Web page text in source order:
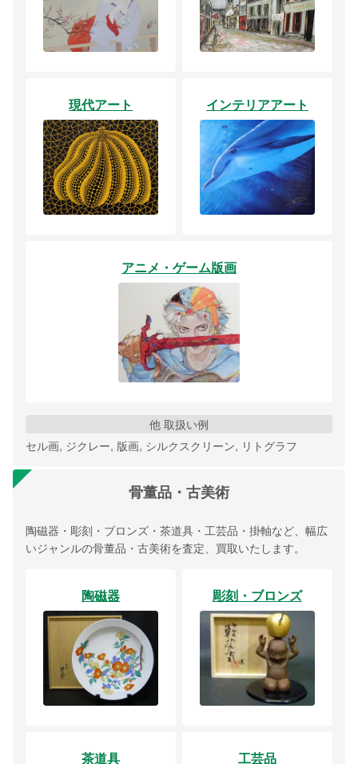
現代アート インテリアアート
アニメ・ゲーム版画
他 取扱い例
セル画, ジクレー, 版画, シルクスクリーン, リトグラフ
骨董品・古美術
陶磁器・彫刻・ブロンズ・茶道具・工芸品・掛軸など、幅広
いジャンルの骨董品・古美術を査定、買取いたします。
陶磁器 彫刻・ブロンズ
茶道具 工芸品